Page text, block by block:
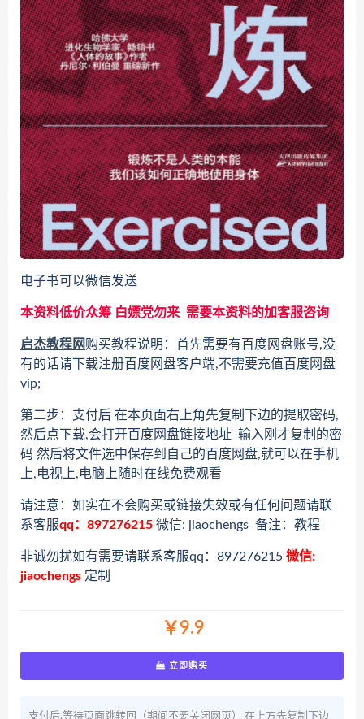
电子书可以微信发送
本资料低价众筹 白嫖党勿来 需要本资料的加客服咨询
启杰教程网购买教程说明：首先需要有百度网盘账号,没
有的话请下载注册百度网盘客户端,不需要充值百度网盘
vip;
第二步：支付后 在本页面右上角先复制下边的提取密码,
然后点下载,会打开百度网盘链接地址 输入刚才复制的密
码 然后将文件选中保存到自己的百度网盘,就可以在手机
上,电视上,电脑上随时在线免费观看
请注意：如实在不会购买或链接失效或有任何问题请联
系客服qq：897276215 微信: jiaochengs 备注：教程
非诚勿扰如有需要请联系客服qq：897276215 微信:
jiaochengs 定制
￥9.9
立即购买
支付后,等待页面跳转回（期间不要关闭网页） 在上方先复制下边